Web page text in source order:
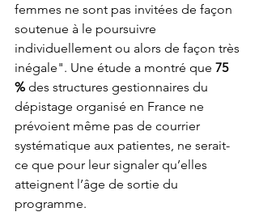
femmes ne sont pas invitées de façon
soutenue à le poursuivre
individuellement ou alors de façon très
inégale". Une étude a montré que 75
% des structures gestionnaires du
dépistage organisé en France ne
prévoient même pas de courrier
systématique aux patientes, ne serait-
ce que pour leur signaler qu’elles
atteignent l’âge de sortie du
programme.